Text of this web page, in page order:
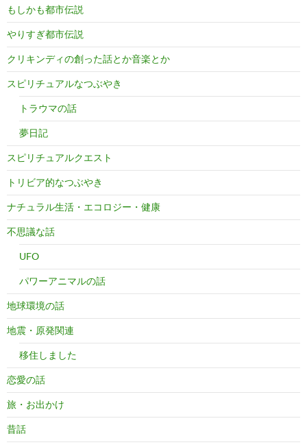
もしかも都市伝説
やりすぎ都市伝説
クリキンディの創った話とか音楽とか
スピリチュアルなつぶやき
トラウマの話
夢日記
スピリチュアルクエスト
トリビア的なつぶやき
ナチュラル生活・エコロジー・健康
不思議な話
UFO
パワーアニマルの話
地球環境の話
地震・原発関連
移住しました
恋愛の話
旅・お出かけ
昔話